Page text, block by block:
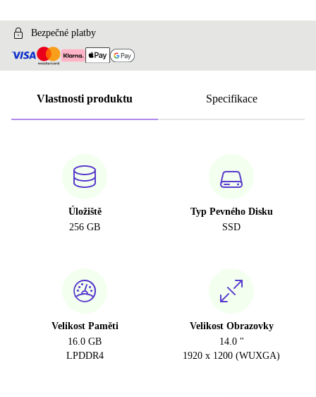
Bezpečné platby
Vlastnosti produktu Specifikace
Úložiště
256 GB
Typ Pevného Disku
SSD
Velikost Paměti
16.0 GB
LPDDR4
Velikost Obrazovky
14.0 "
1920 x 1200 (WUXGA)